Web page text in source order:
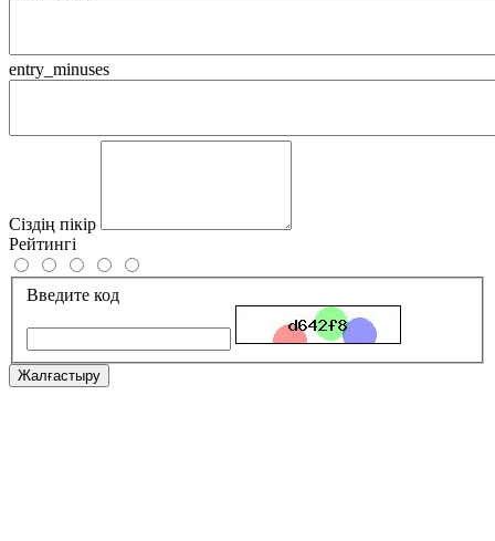
entry_minuses
Сіздің пікір
Рейтингі
Введите код
Жалғастыру